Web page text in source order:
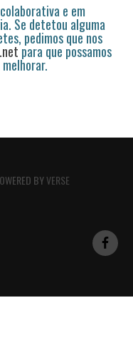
e em
Se detetou alguma
pedimos que nos
para que possamos
BYVERSE